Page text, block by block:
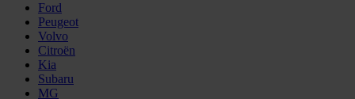
Ford
Peugeot
Volvo
Citroën
Kia
Subaru
MG